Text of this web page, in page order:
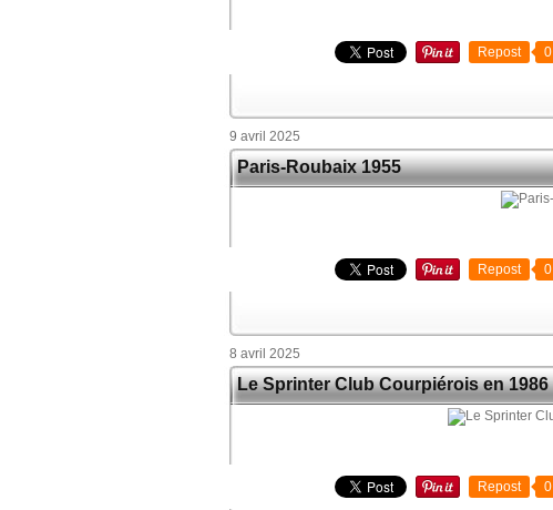
Repost 0
9 avril 2025
Paris-Roubaix 1955
Repost 0
8 avril 2025
Le Sprinter Club Courpiérois en 1986
Repost 0